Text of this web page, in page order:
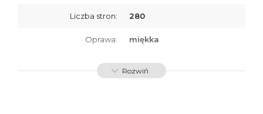
Liczba stron: 280
Oprawa: miękka
ISBN 9788379766185
Rozwiń